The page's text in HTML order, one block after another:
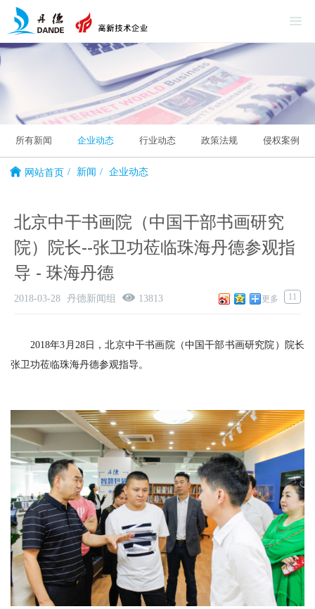
所有新闻 企业动态 行业动态 政策法规 侵权案例
网站首页 新闻 企业动态
北京中干书画院（中国干部书画研究
院）院长--张卫功莅临珠海丹德参观指
导 - 珠海丹德
2018-03-28 丹德新闻组 13813 更多 11
2018年3月28日，北京中干书画院（中国干部书画研究院）院长
张卫功莅临珠海丹德参观指导。